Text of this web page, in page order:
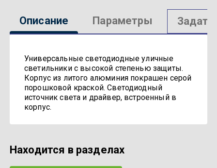
Описание Параметры Задать
Универсальные светодиодные уличные
светильники с высокой степенью защиты.
Корпус из литого алюминия покрашен серой
порошковой краской. Светодиодный
источник света и драйвер, встроенный в
корпус.
Находится в разделах